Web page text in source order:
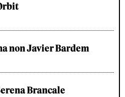
non Javier Bardem
Brancale